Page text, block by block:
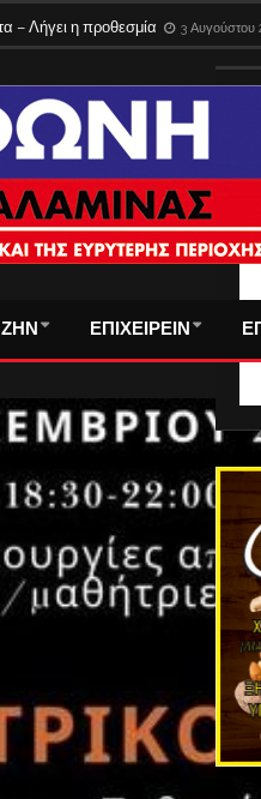
– Λήγει η προθεσμία 3 Αυγούστου
– Όλες οι νέες τιμές 3 Αυγούστου
ΕΠΙΧΕΙΡΕΙΝ